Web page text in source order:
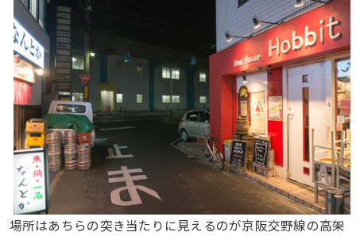
場所はあちらの突き当たりに見えるのが京阪交野線の高架